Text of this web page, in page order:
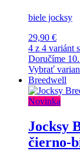
biele jocksy
29,90 €
4 z 4 variánt
Doručíme
Vybrať
Breedwell
Novinka
Jocksy
čierno-